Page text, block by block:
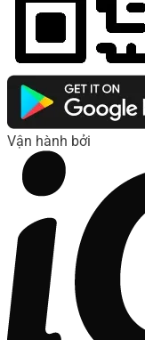
Vận hành bởi